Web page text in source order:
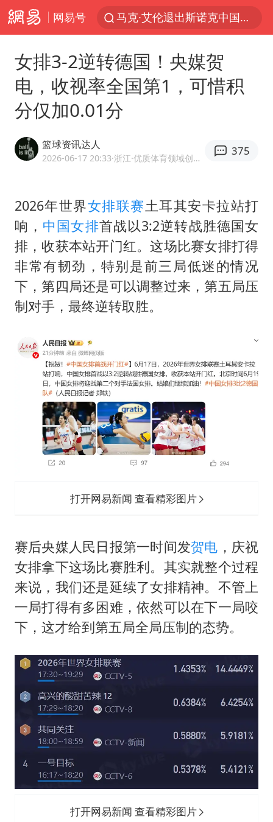
网易号
马克·艾伦退出斯诺克中国公开赛
情侣平潭拍日出坠崖1死1伤
央视新主播李秋莹孙亚鹏亮相
黄金牛市回来了吗
酒店花洒现排泄物住客索赔遭拒
杭州全市有序停课
商场现钱学森巨幅海报 负责人回应
36岁男演员成景区NPC后人气爆棚
台当局重金为“台独”织“皇帝新衣”
几元成本的AI广告导致千万市值蒸发
乐享全民健身 共筑健康中国
女排3-2逆转德国！央媒贺
电，收视率全国第1，可惜积
分仅加0.01分
篮球资讯达人
2026-06-17 20:33·浙江 ·优质体育领域创作者
375
2026年世界女排联赛土耳其安卡拉站打
响， 中国女排首战以3:2逆转战胜德国女
排，收获本站开门红。这场比赛女排打得
非常有韧劲，特别是前三局低迷的情况
下，第四局还是可以调整过来，第五局压
制对手，最终逆转取胜。
打开网易新闻 查看精彩图片
赛后央媒人民日报第一时间发贺电 ，庆祝
女排拿下这场比赛胜利。其实就整个过程
来说，我们还是延续了女排精神。不管上
一局打得有多困难，依然可以在下一局咬
下，这才给到第五局全局压制的态势。
打开网易新闻 查看精彩图片